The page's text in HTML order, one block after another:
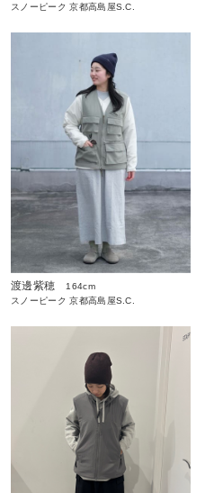
スノーピーク 京都高島屋S.C.
渡邊紫穂
164cm
スノーピーク 京都高島屋S.C.